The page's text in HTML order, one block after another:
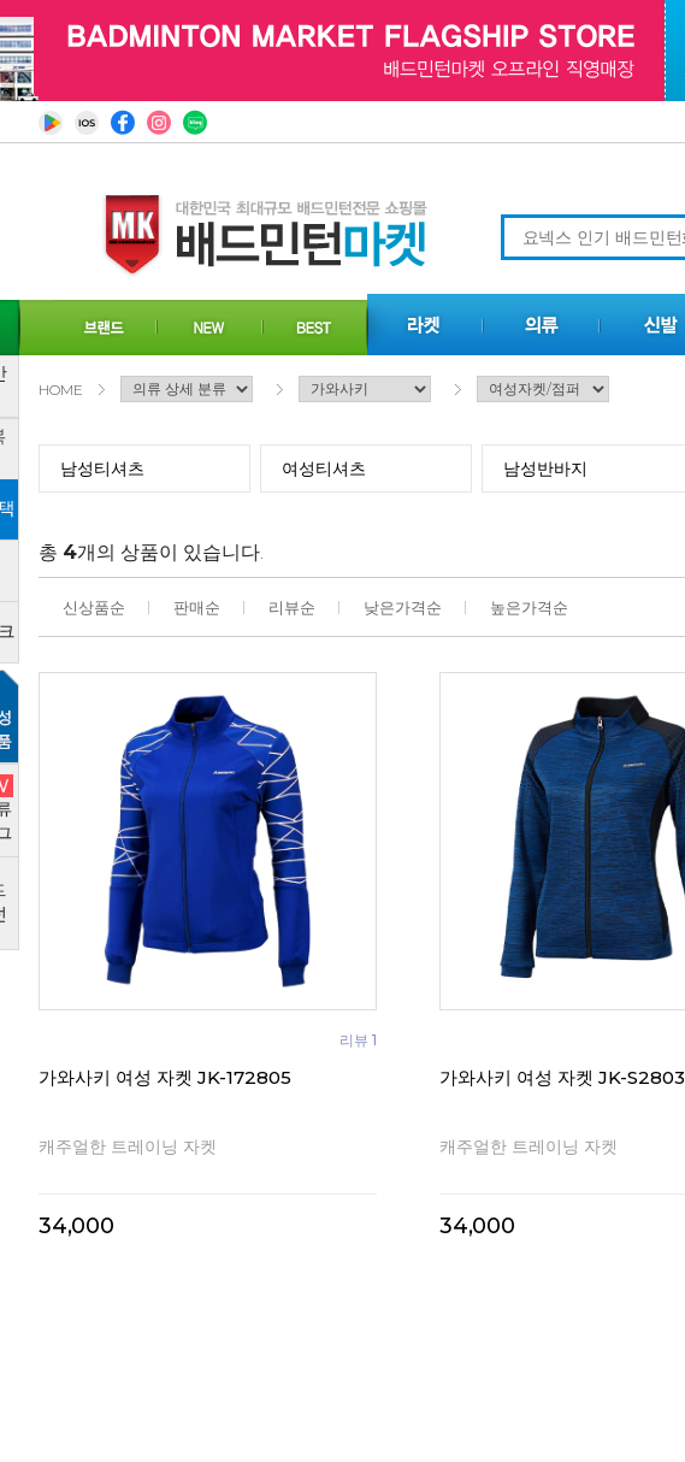
HOME
남성티셔츠 여성티셔츠 남성반바지
총 4개의 상품이 있습니다.
신상품순 판매순 리뷰순 낮은가격순 높은가격순
리뷰 1
가와사키 여성 자켓 JK-172805
캐주얼한 트레이닝 자켓
34,000
가와사키 여성 자켓 JK-S2803
캐주얼한 트레이닝 자켓
34,000